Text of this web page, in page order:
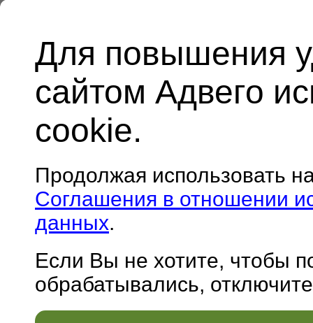
Для повышения
сайтом Адвего
cookie.
Продолжая использовать
Соглашения в отношении
данных.
Если Вы не хотите, чтобы
обрабатывались,